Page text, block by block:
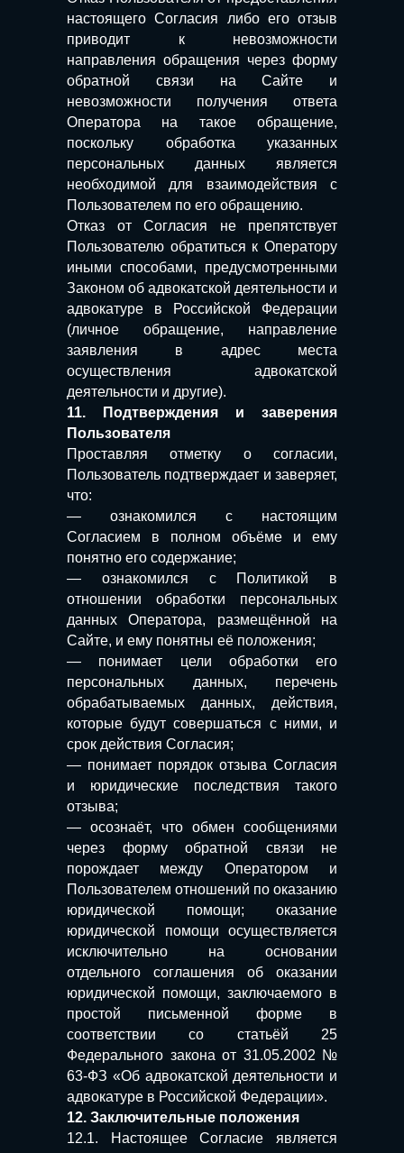
настоящего Согласия либо его отзыв
приводит к невозможности
направления обращения через форму
обратной связи на Сайте и
невозможности получения ответа
Оператора на такое обращение,
поскольку обработка указанных
персональных данных является
необходимой для взаимодействия с
Пользователем по его обращению.
Отказ от Согласия не препятствует
Пользователю обратиться к Оператору
иными способами, предусмотренными
Законом об адвокатской деятельности и
адвокатуре в Российской Федерации
(личное обращение, направление
заявления в адрес места
осуществления адвокатской
деятельности и другие).
11. Подтверждения и заверения
Пользователя
Проставляя отметку о согласии,
Пользователь подтверждает и заверяет,
что:
— ознакомился с настоящим
Согласием в полном объёме и ему
понятно его содержание;
— ознакомился с Политикой в
отношении обработки персональных
данных Оператора, размещённой на
Сайте, и ему понятны её положения;
— понимает цели обработки его
персональных данных, перечень
обрабатываемых данных, действия,
которые будут совершаться с ними, и
срок действия Согласия;
— понимает порядок отзыва Согласия
и юридические последствия такого
отзыва;
— осознаёт, что обмен сообщениями
через форму обратной связи не
порождает между Оператором и
Пользователем отношений по оказанию
юридической помощи; оказание
юридической помощи осуществляется
исключительно на основании
отдельного соглашения об оказании
юридической помощи, заключаемого в
простой письменной форме в
соответствии со статьёй 25
Федерального закона от 31.05.2002 №
63-ФЗ «Об адвокатской деятельности и
адвокатуре в Российской Федерации».
12. Заключительные положения
12.1. Настоящее Согласие является
© 2004-2025, Адвокат в Краснодаре,
Все права защищены.
Информация на сайте носит справочный
офертой или гарантией исхода дела. Итог
зависит от обстоятельств конкретного
Стоимость УслугКейсыОб адвокате
Адвокат Антонов Александр Владимирович
Регистрационный номер №23/4621 в
реестре адвокатов Краснодарского края
Политика конфиденциальности
Согласие на обработку персональных данных
Согласие на получение рекламно-информационных
сообщений